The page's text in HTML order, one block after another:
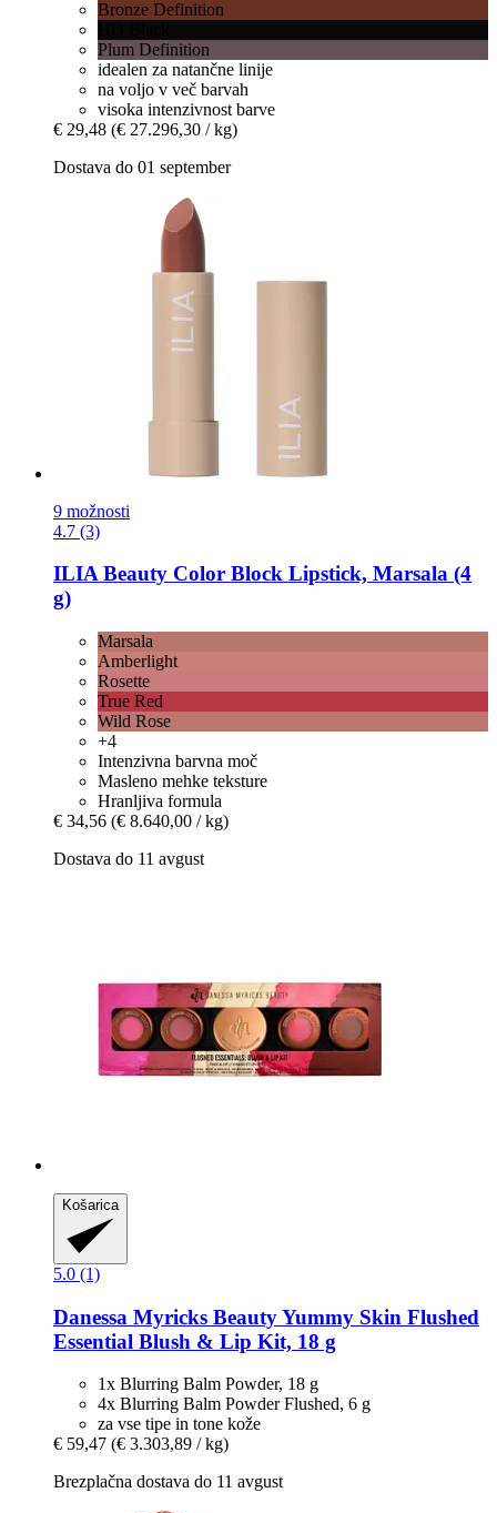
Bronze Definition
Plum Definition
idealen za natančne linije
na voljo v več barvah
visoka intenzivnost barve
€ 29,48 (€ 27.296,30 / kg)
Dostava do 01 september
9 možnosti
4.7 (3)
ILIA Beauty Color Block Lipstick, Marsala (4
g)
Marsala
Amberlight
Rosette
True Red
Wild Rose
+4
Intenzivna barvna moč
Masleno mehke teksture
Hranljiva formula
€ 34,56 (€ 8.640,00 / kg)
Dostava do 11 avgust
Košarica
5.0 (1)
Danessa Myricks BeautyYummy Skin Flushed
Essential Blush & Lip Kit, 18 g
1x Blurring Balm Powder, 18 g
4x Blurring Balm Powder Flushed, 6 g
za vse tipe in tone kože
€ 59,47 (€ 3.303,89 / kg)
Brezplačna dostava do 11 avgust